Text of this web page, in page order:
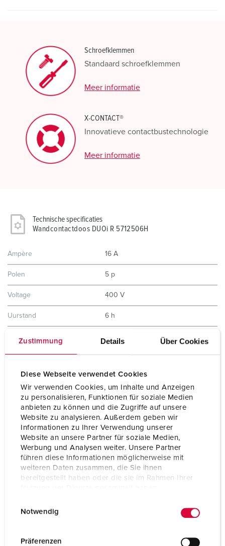
Zustimmung Details Über Cookies
Diese Webseite verwendet Cookies
Wir verwenden Cookies, um Inhalte und Anzeigen
zu personalisieren, Funktionen für soziale Medien
anbieten zu können und die Zugriffe auf unsere
Website zu analysieren. Außerdem geben wir
Informationen zu Ihrer Verwendung unserer
Website an unsere Partner für soziale Medien,
Werbung und Analysen weiter. Unsere Partner
führen diese Informationen möglicherweise mit
weiteren Daten zusammen, die Sie ihnen
bereitgestellt haben oder die sie im Rahmen Ihrer
Notwendig
Präferenzen
Schroefklemmen
Standaard schroefklemmen
Meer informatie
X-CONTACT®
Innovatieve contactbustechnologie
Meer informatie
Technische specificaties
Wandcontactdoos DUOi R 5712506H
Ampère 16 A
Polen 5 p
Voltage 400 V
Uurstand 6 h
Aansluittechniek schroefklemmen
Contacten
vernikkelde contacten
X-CONTACT®
hittebestendig binnenwerk
Beschermingsgraad IP67 / IP69
Behuizing materiaal Kunststof
Gewicht 1310 g